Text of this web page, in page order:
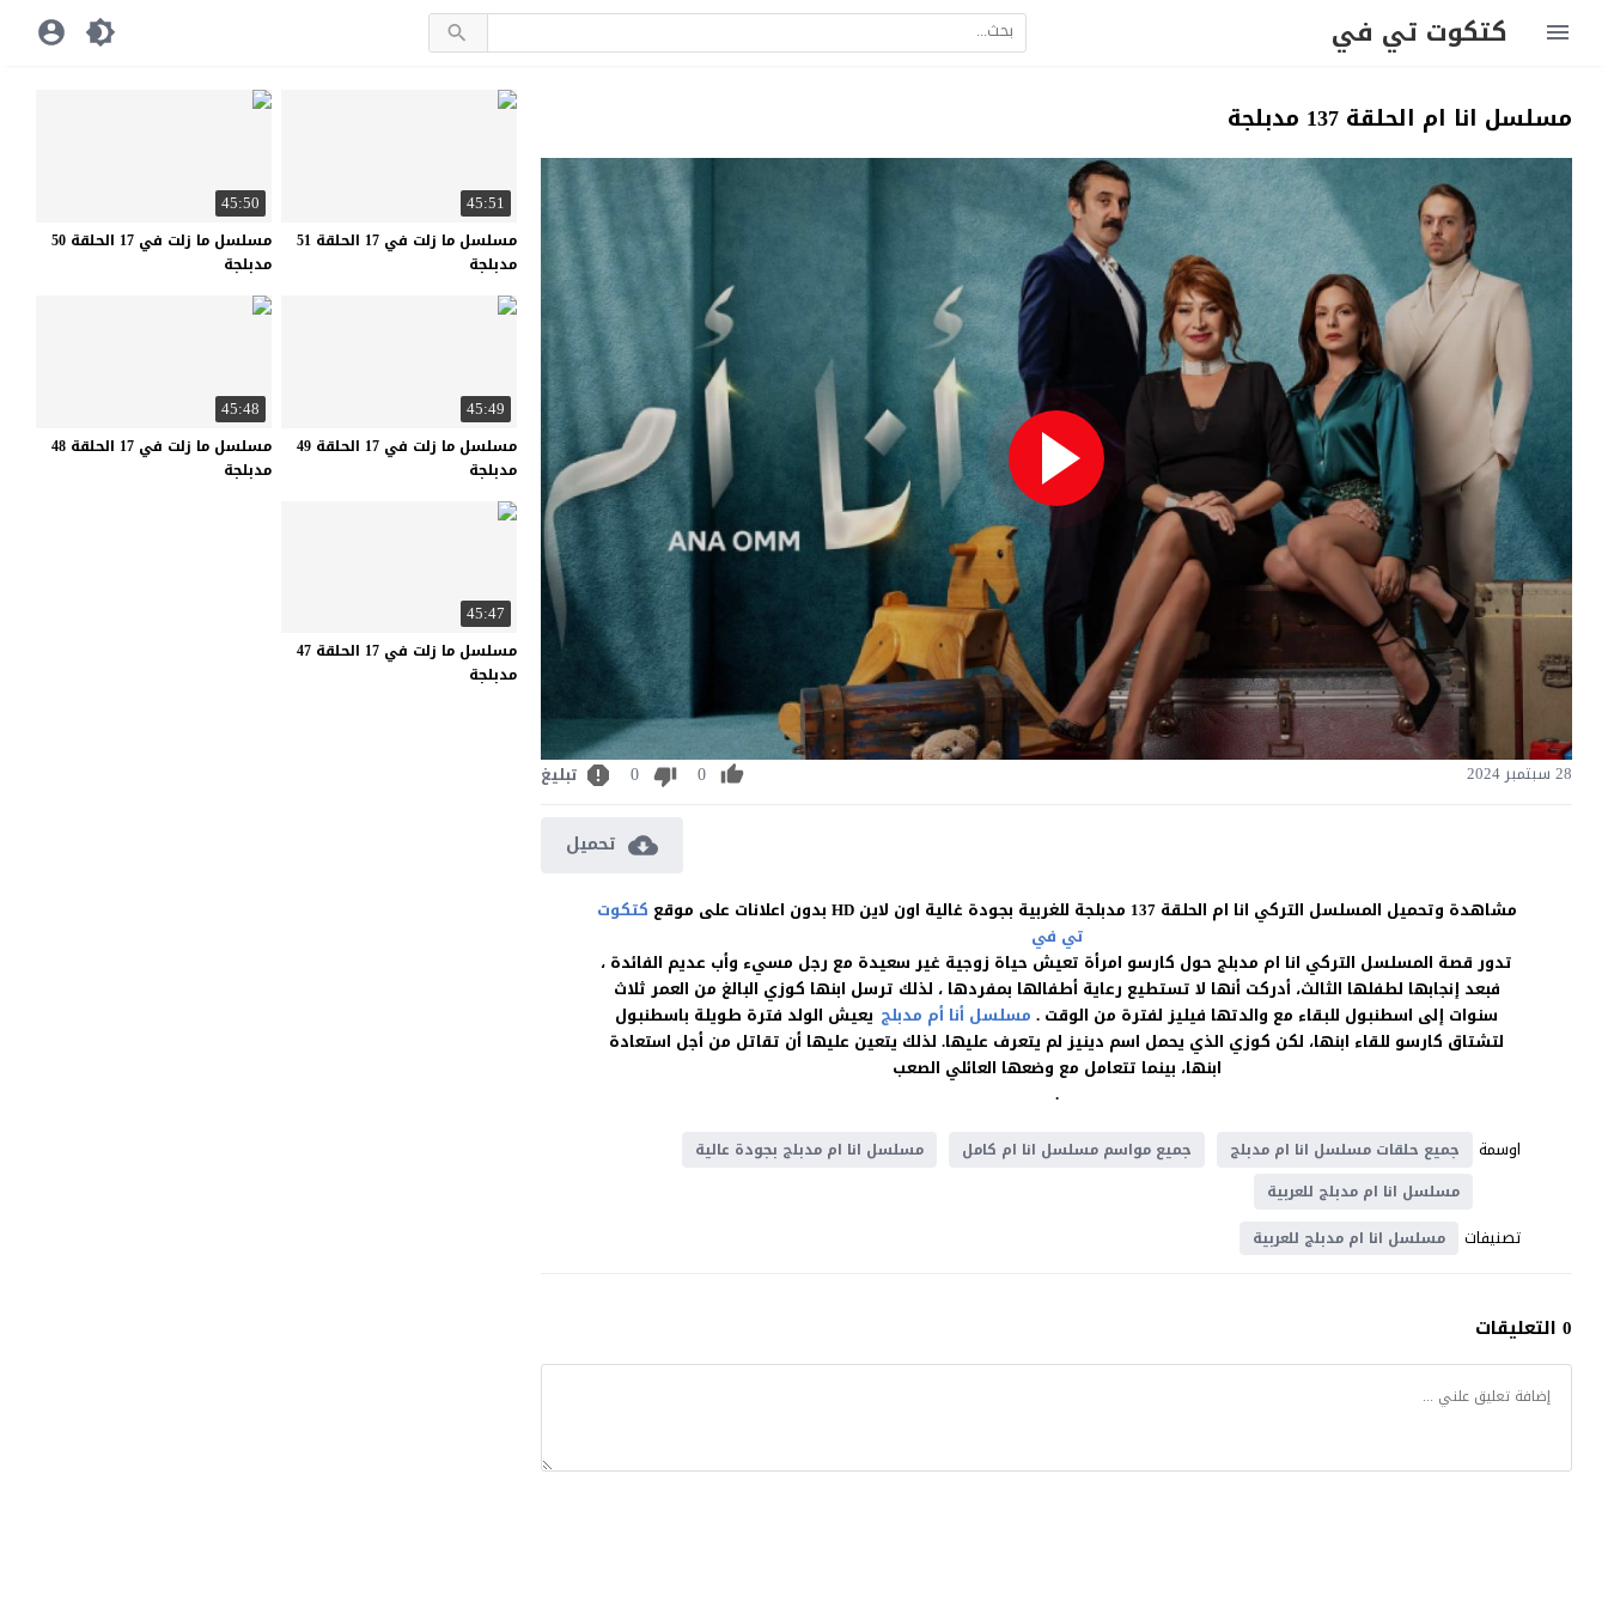
كتكوت تي في
مسلسل انا ام الحلقة 137 مدبلجة
28 سبتمبر 2024 0
0 تبليغ
تحميل
مشاهدة وتحميل المسلسل التركي انا ام الحلقة 137 مدبلجة للغربية بجودة غالية اون لاين HD بدون اعلانات على موقع
كتكوت
تي في
تدور قصة المسلسل التركي انا ام مدبلج حول كارسو امرأة تعيش حياة زوجية غير سعيدة مع رجل مسيء وأب عديم الفائدة ،
فبعد إنجابها لطفلها الثالث، أدركت أنها لا تستطيع رعاية أطفالها بمفردها ، لذلك ترسل ابنها كوزي البالغ من العمر ثلاث
سنوات إلى اسطنبول للبقاء مع والدتها فيليز لفترة من الوقت . مسلسل أنا أم مدبلج يعيش الولد فترة طويلة باسطنبول
لتشتاق كارسو للقاء ابنها، لكن كوزي الذي يحمل اسم دينيز لم يتعرف عليها. لذلك يتعين عليها أن تقاتل من أجل استعادة
ابنها، بينما تتعامل مع وضعها العائلي الصعب
.
اوسمة
جميع حلقات مسلسل انا ام مدبلج جميع مواسم مسلسل انا ام كامل
مسلسل انا ام مدبلج بجودة عالية
مسلسل انا ام مدبلج للعربية
تصنيفات مسلسل انا ام مدبلج للعربية
0 التعليقات
45:51
مسلسل ما زلت في 17 الحلقة 51
مدبلجة
45:50
مسلسل ما زلت في 17 الحلقة 50
مدبلجة
45:49
مسلسل ما زلت في 17 الحلقة 49
مدبلجة
45:48
مسلسل ما زلت في 17 الحلقة 48
مدبلجة
45:47
مسلسل ما زلت في 17 الحلقة 47
مدبلجة